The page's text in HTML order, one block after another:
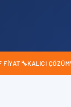
FIYAT🔧KALICI ÇÖZÜM